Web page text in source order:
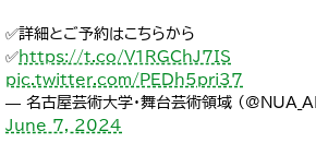
✅詳細とご予約はこちらから
✅https://t.co/V1RGChJ7IS
pic.twitter.com/PEDh5pri37
— 名古屋芸術大学・舞台芸術領域
June 7, 2024